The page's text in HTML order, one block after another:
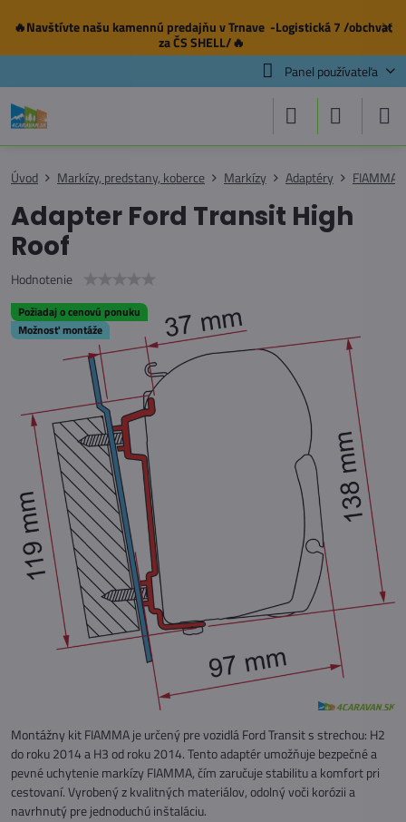
✕
🔥Navštívte našu kamennú predajňuv Trnave -Logistická 7 /obchvat
za ČS SHELL/🔥
Panel používateľa
Požiadaj o cenovú ponuku
Možnosť montáže
Úvod Markízy, predstany, koberce Markízy Adaptéry FIAMMA
Adapter Ford Transit High
Roof
Hodnotenie
Montážny kit FIAMMA je určený pre vozidlá Ford Transit s strechou: H2
do roku 2014 a H3 od roku 2014. Tento adaptér umožňuje bezpečné a
pevné uchytenie markízy FIAMMA, čím zaručuje stabilitu a komfort pri
cestovaní. Vyrobený z kvalitných materiálov, odolný voči korózii a
navrhnutý pre jednoduchú inštaláciu.